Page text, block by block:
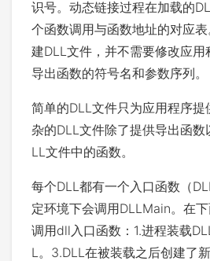
识号。动态链接过程在加载的
个函数调用与函数地址的对应
建DLL文件，并不需要修改应用
导出函数的符号名和参数序列。
简单的DLL文件只为应用程序提
杂的DLL文件除了提供导出函
LL文件中的函数。
每个DLL都有一个入口函数（
定环境下会调用DLLMain。在
调用dll入口函数：1.进程装载
L。3.DLL在被装载之后创建了